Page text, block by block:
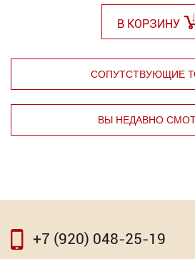
В КОРЗИНУ
СОПУТСТВУЮЩИЕ
⇦
ВЫ НЕДАВНО
⇦
+7 (920) 048-25-19